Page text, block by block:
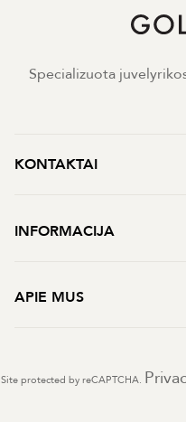
Specializuota
KONTAKTAI
INFORMACIJA
APIE MUS
Site protected by reCAPTCHA.